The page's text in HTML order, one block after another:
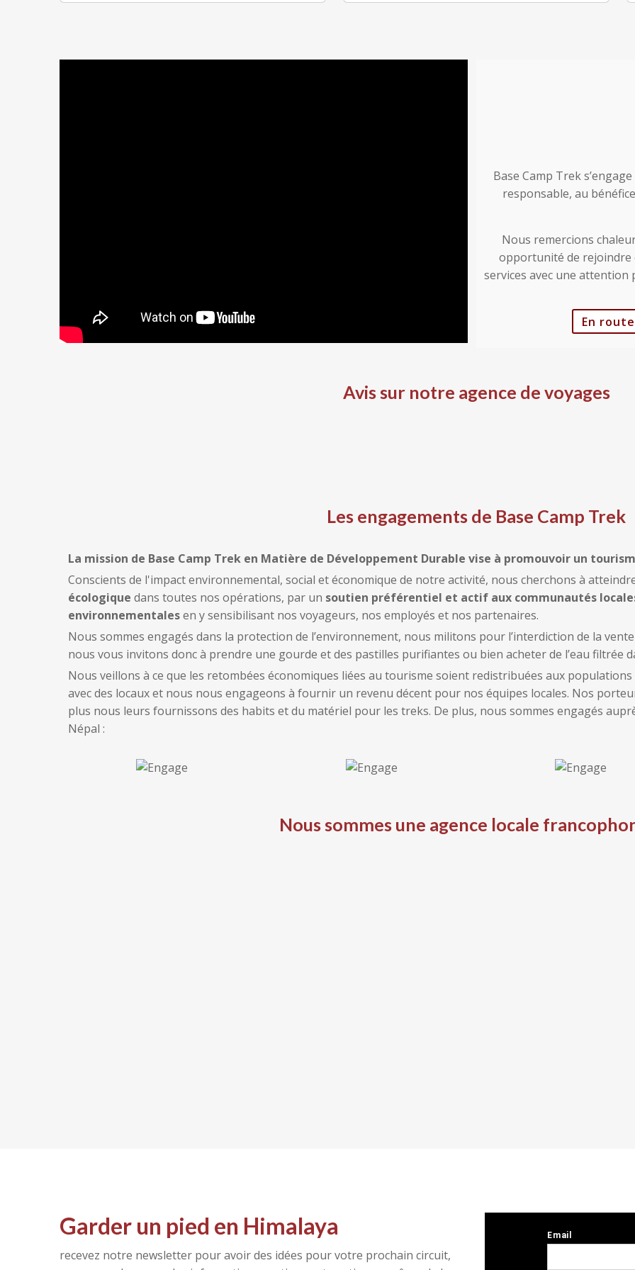
Base Camp Trek
responsable, au
Nous remercions
opportunité de rejoindre
services avec une
En
Avis sur notre agence de voyages
Les engagements de Base Camp Trek
La mission de Base Camp Trek en Matière de Développement Durable vise à promouvoir un
Conscients de l'impact environnemental, social et économique de notre activité, nous cherchons à
écologique dans toutes nos opérations, par un soutien préférentiel et actif aux communautés
environnementalesen y sensibilisant nos voyageurs, nos employés et nos partenaires.
Nous sommes engagés dans la protection de l’environnement, nous militons pour l’interdiction de la
nous vous invitons donc à prendre une gourde et des pastilles purifiantes ou bien acheter de l’eau filtrée
Nous veillons à ce que les retombées économiques liées au tourisme soient redistribuées aux
avec des locaux et nous nous engageons à fournir un revenu décent pour nos équipes locales. Nos
plus nous leurs fournissons des habits et du matériel pour les treks. De plus, nous sommes engagés
Népal :
Nous sommes une agence locale
Garder un pied en Himalaya
recevez notre newsletter pour avoir des idées pour votre prochain circuit,